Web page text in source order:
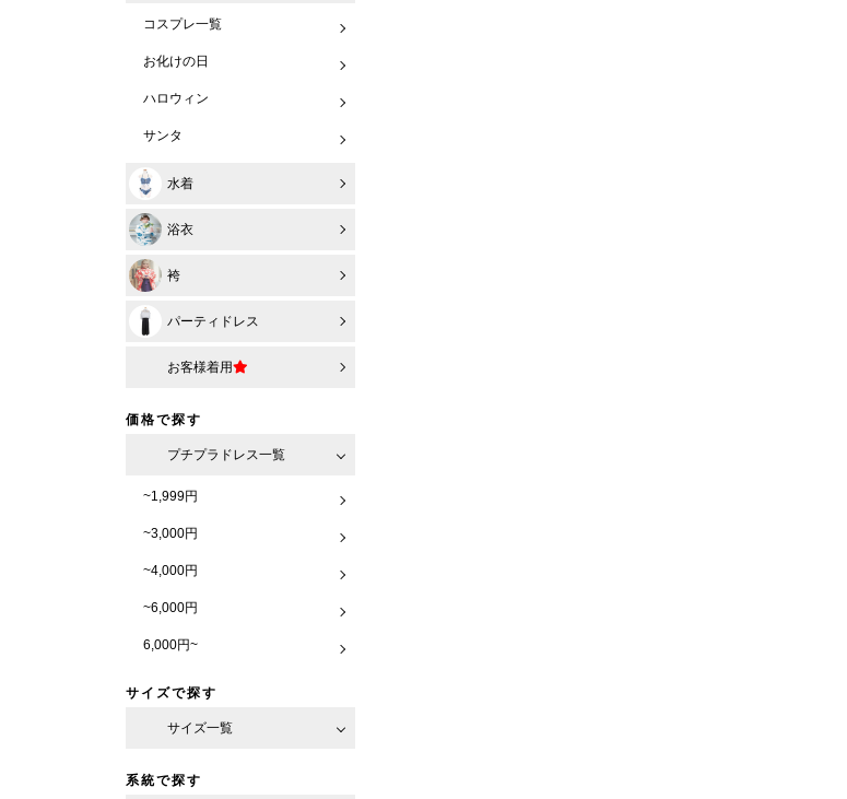
コスプレ一覧
お化けの日
ハロウィン
サンタ
水着
浴衣
袴
パーティドレス
お客様着用
価格で探す
プチプラドレス一覧
~1,999円
~3,000円
~4,000円
~6,000円
6,000円~
サイズで探す
サイズ一覧
系統で探す